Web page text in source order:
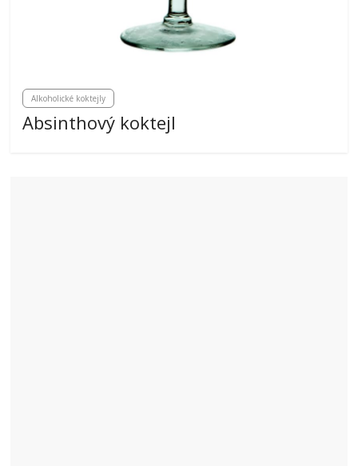
Alkoholické koktejly
Absinthový koktejl